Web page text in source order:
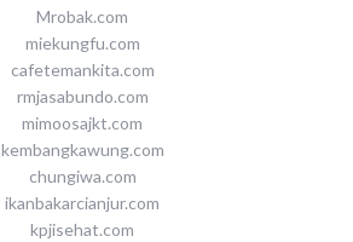
Mrobak.com
miekungfu.com
cafetemankita.com
rmjasabundo.com
mimoosajkt.com
kembangkawung.com
chungiwa.com
ikanbakarcianjur.com
kpjisehat.com